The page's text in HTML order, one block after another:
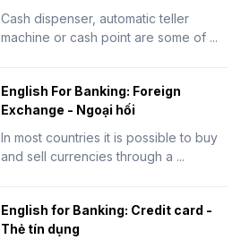
Cash dispenser, automatic teller
machine or cash point are some of ...
English For Banking: Foreign
Exchange - Ngoại hối
In most countries it is possible to buy
and sell currencies through a ...
English for Banking: Credit card -
Thẻ tín dụng